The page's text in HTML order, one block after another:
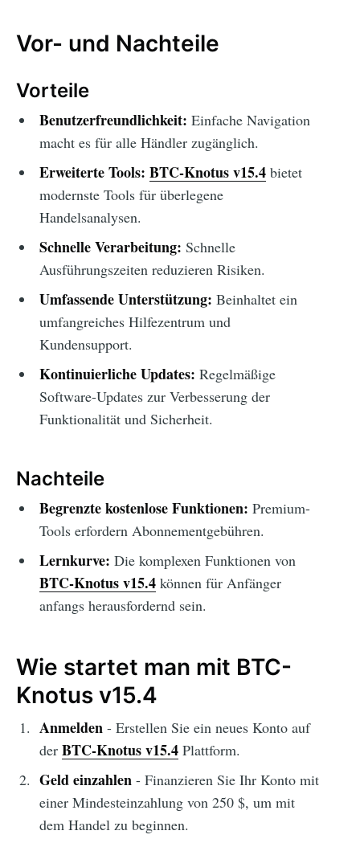
Vor- und Nachteile
Vorteile
Benutzerfreundlichkeit: Einfache Navigation
macht es für alle Händler zugänglich.
Erweiterte Tools: BTC-Knotus v15.4bietet
modernste Tools für überlegene
Handelsanalysen.
Schnelle Verarbeitung: Schnelle
Ausführungszeiten reduzieren Risiken.
Umfassende Unterstützung: Beinhaltet ein
umfangreiches Hilfezentrum und
Kundensupport.
Kontinuierliche Updates: Regelmäßige
Software-Updates zur Verbesserung der
Funktionalität und Sicherheit.
Nachteile
Begrenzte kostenlose Funktionen: Premium-
Tools erfordern Abonnementgebühren.
Lernkurve: Die komplexen Funktionen von
BTC-Knotus v15.4können für Anfänger
anfangs herausfordernd sein.
Wie startet man mit BTC-
Knotus v15.4
Anmelden- Erstellen Sie ein neues Konto auf
der BTC-Knotus v15.4Plattform.
Geld einzahlen- Finanzieren Sie Ihr Konto mit
einer Mindesteinzahlung von 250 $, um mit
dem Handel zu beginnen.